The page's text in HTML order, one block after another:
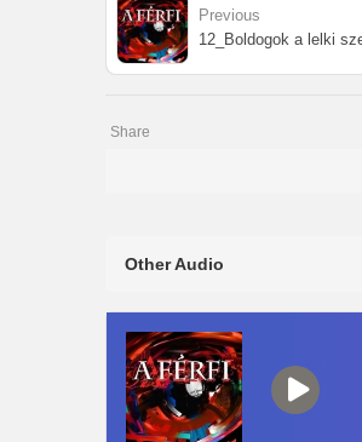
Previous
12_Boldogok a lelki
Share
Other Audio